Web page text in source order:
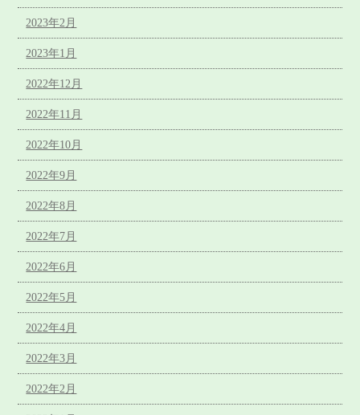
2023年2月
2023年1月
2022年12月
2022年11月
2022年10月
2022年9月
2022年8月
2022年7月
2022年6月
2022年5月
2022年4月
2022年3月
2022年2月